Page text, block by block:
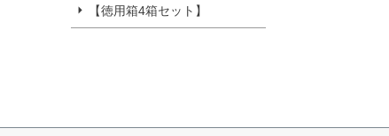
【徳用箱4箱セット】